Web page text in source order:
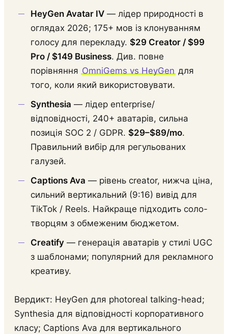
HeyGen Avatar IV — лідер природності в
оглядах 2026; 175+ мов із клонуванням
голосу для перекладу. $29 Creator / $99
Pro / $149 Business. Див. повне
порівняння OmniGems vs HeyGen для
того, коли який використовувати.
Synthesia — лідер enterprise/
відповідності, 240+ аватарів, сильна
позиція SOC 2 / GDPR. $29–$89/mo.
Правильний вибір для регульованих
галузей.
Captions Ava — рівень creator, нижча ціна,
сильний вертикальний (9:16) вивід для
TikTok / Reels. Найкраще підходить соло-
творцям з обмеженим бюджетом.
Creatify — генерація аватарів у стилі UGC
з шаблонами; популярний для рекламного
креативу.
Вердикт: HeyGen для photoreal talking-head;
Synthesia для відповідності корпоративного
класу; Captions Ava для вертикального